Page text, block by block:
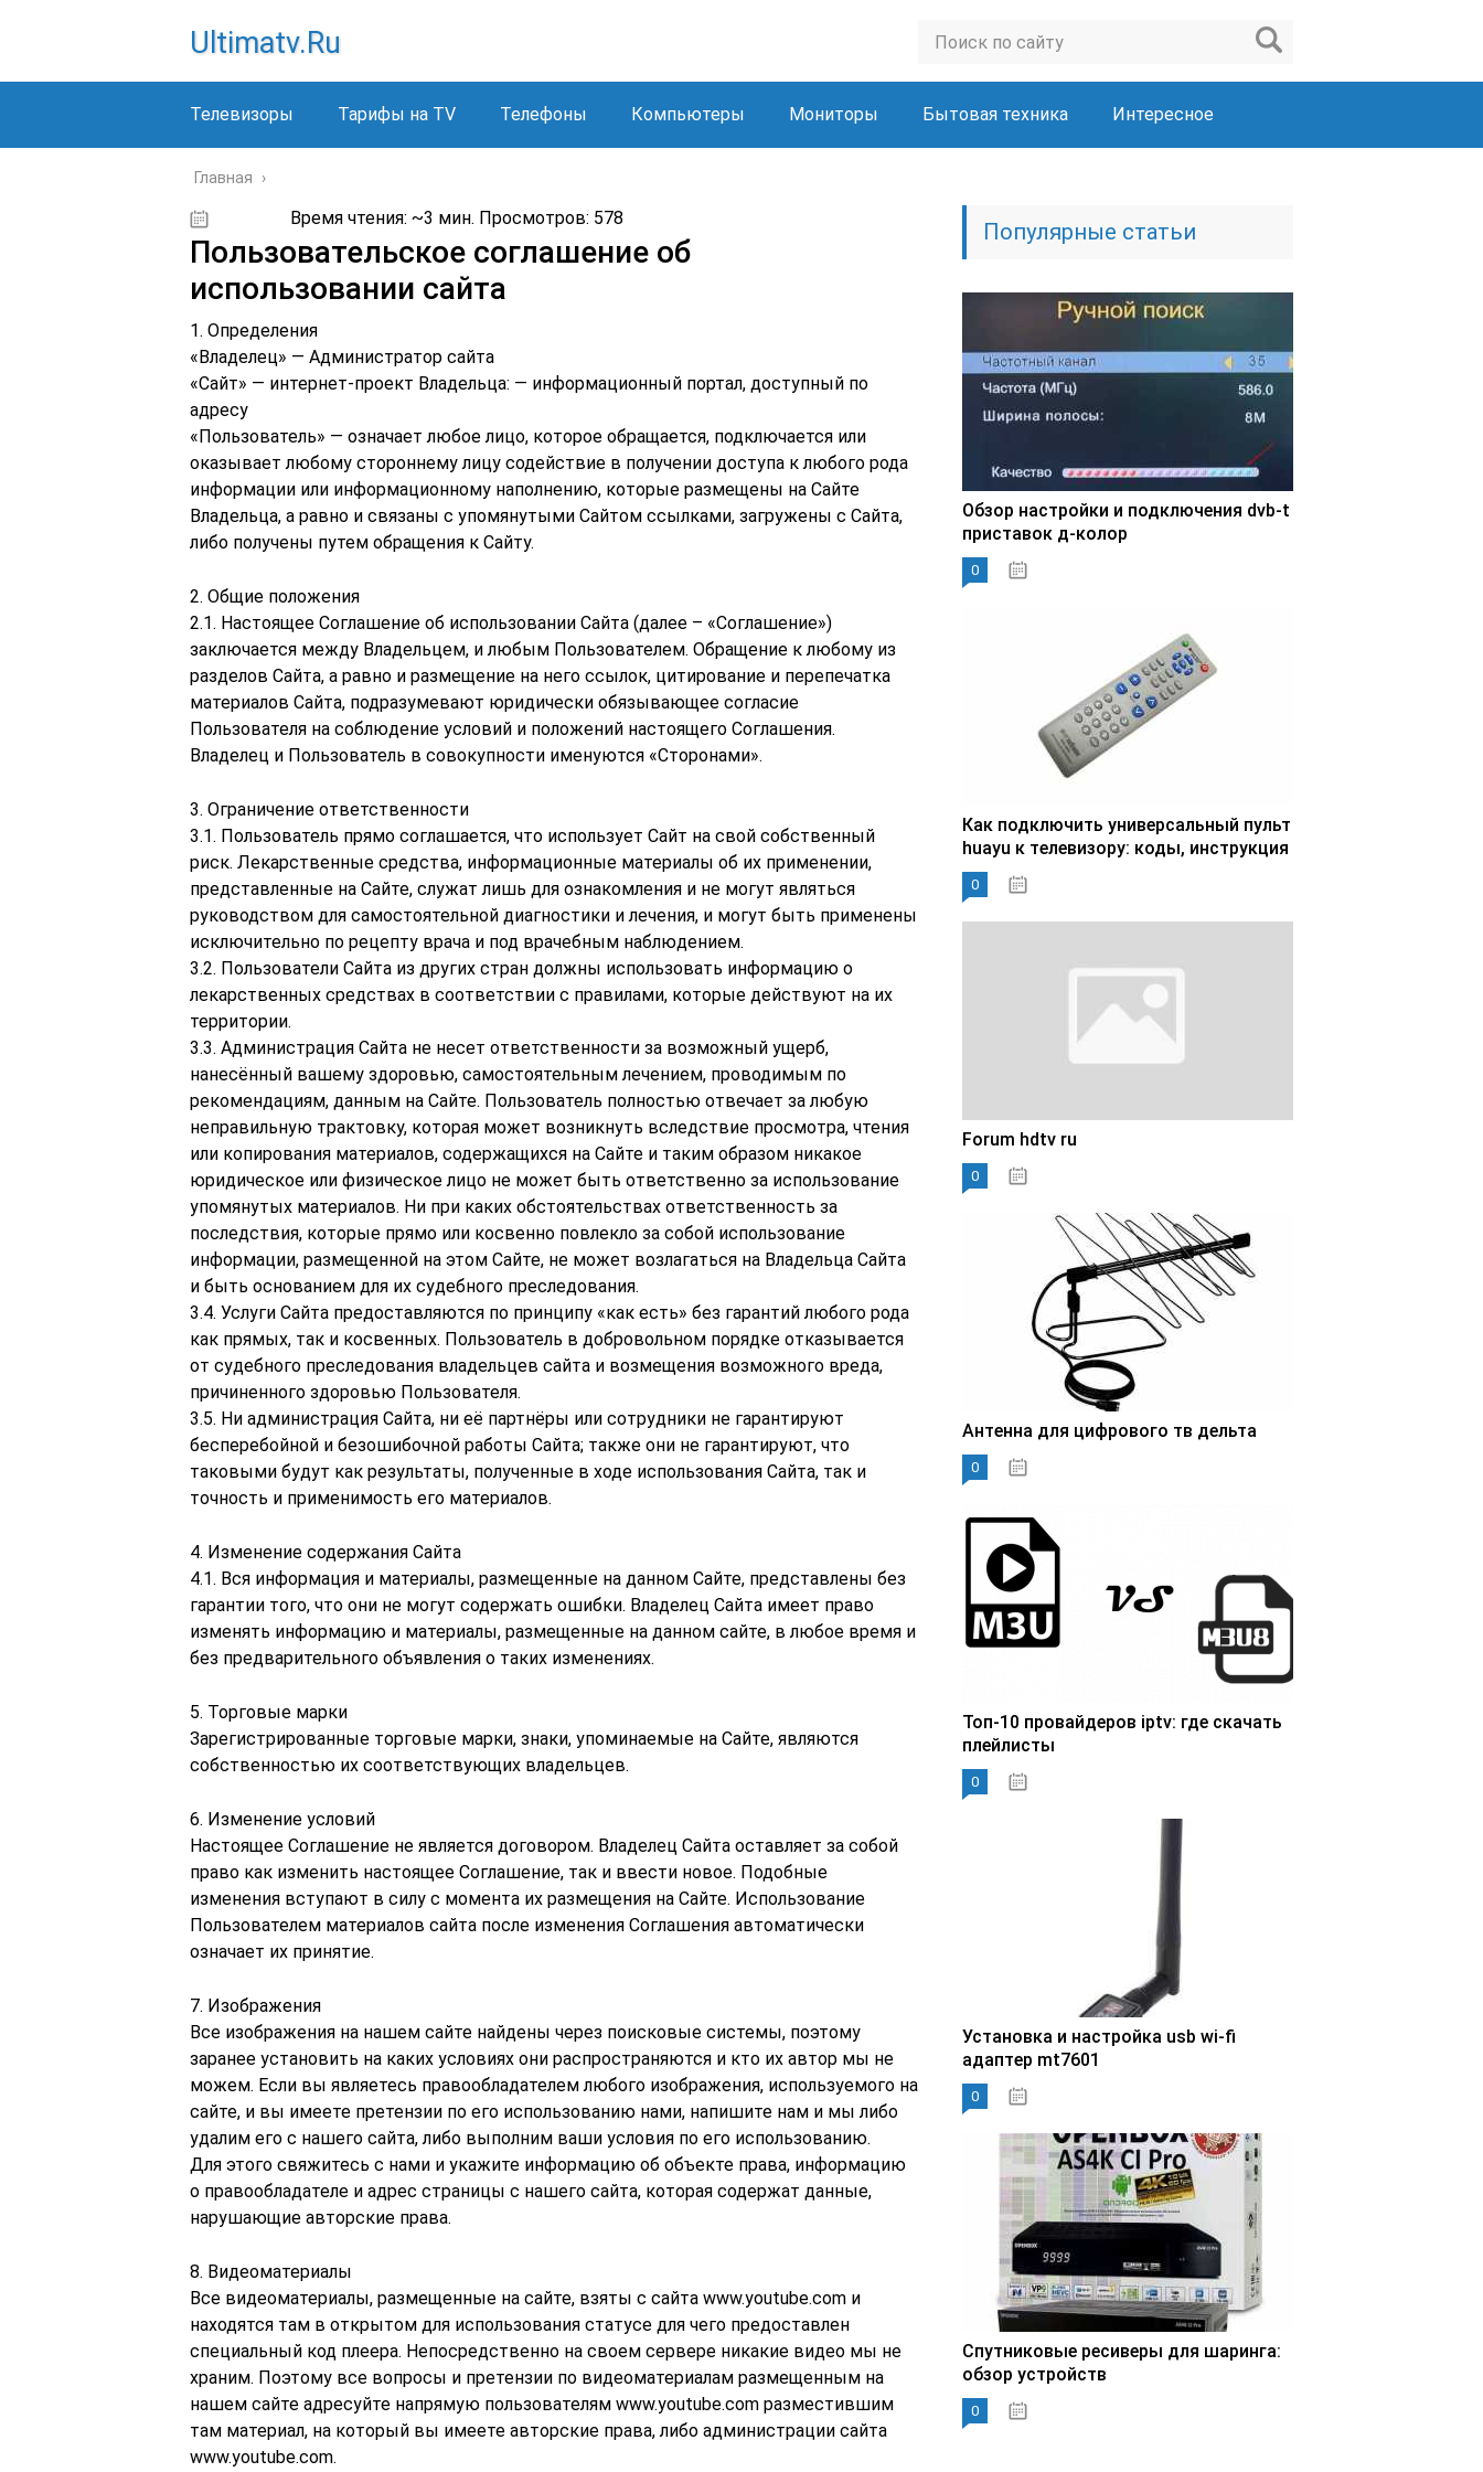
Ultimatv.ru
Телевизоры Тарифы на TV Телефоны Компьютеры Мониторы Бытовая техника Интересное
Главная ›
Время чтения: ~3 мин. Просмотров: 578
Пользовательское соглашение об
использовании сайта
1. Определения
«Владелец» — Администратор сайта
«Сайт» — интернет-проект Владельца: — информационный портал, доступный по
адресу
«Пользователь» — означает любое лицо, которое обращается, подключается или
оказывает любому стороннему лицу содействие в получении доступа к любого рода
информации или информационному наполнению, которые размещены на Сайте
Владельца, а равно и связаны с упомянутыми Сайтом ссылками, загружены с Сайта,
либо получены путем обращения к Сайту.
2. Общие положения
2.1. Настоящее Соглашение об использовании Сайта (далее – «Соглашение»)
заключается между Владельцем, и любым Пользователем. Обращение к любому из
разделов Сайта, а равно и размещение на него ссылок, цитирование и перепечатка
материалов Сайта, подразумевают юридически обязывающее согласие
Пользователя на соблюдение условий и положений настоящего Соглашения.
Владелец и Пользователь в совокупности именуются «Сторонами».
3. Ограничение ответственности
3.1. Пользователь прямо соглашается, что использует Сайт на свой собственный
риск. Лекарственные средства, информационные материалы об их применении,
представленные на Сайте, служат лишь для ознакомления и не могут являться
руководством для самостоятельной диагностики и лечения, и могут быть применены
исключительно по рецепту врача и под врачебным наблюдением.
3.2. Пользователи Сайта из других стран должны использовать информацию о
лекарственных средствах в соответствии с правилами, которые действуют на их
территории.
3.3. Администрация Сайта не несет ответственности за возможный ущерб,
нанесённый вашему здоровью, самостоятельным лечением, проводимым по
рекомендациям, данным на Сайте. Пользователь полностью отвечает за любую
неправильную трактовку, которая может возникнуть вследствие просмотра, чтения
или копирования материалов, содержащихся на Сайте и таким образом никакое
юридическое или физическое лицо не может быть ответственно за использование
упомянутых материалов. Ни при каких обстоятельствах ответственность за
последствия, которые прямо или косвенно повлекло за собой использование
информации, размещенной на этом Сайте, не может возлагаться на Владельца Сайта
и быть основанием для их судебного преследования.
3.4. Услуги Сайта предоставляются по принципу «как есть» без гарантий любого рода
как прямых, так и косвенных. Пользователь в добровольном порядке отказывается
от судебного преследования владельцев сайта и возмещения возможного вреда,
причиненного здоровью Пользователя.
3.5. Ни администрация Сайта, ни её партнёры или сотрудники не гарантируют
бесперебойной и безошибочной работы Сайта; также они не гарантируют, что
таковыми будут как результаты, полученные в ходе использования Сайта, так и
точность и применимость его материалов.
4. Изменение содержания Сайта
4.1. Вся информация и материалы, размещенные на данном Сайте, представлены без
гарантии того, что они не могут содержать ошибки. Владелец Сайта имеет право
изменять информацию и материалы, размещенные на данном сайте, в любое время и
без предварительного объявления о таких изменениях.
5. Торговые марки
Зарегистрированные торговые марки, знаки, упоминаемые на Сайте, являются
собственностью их соответствующих владельцев.
6. Изменение условий
Настоящее Соглашение не является договором. Владелец Сайта оставляет за собой
право как изменить настоящее Соглашение, так и ввести новое. Подобные
изменения вступают в силу с момента их размещения на Сайте. Использование
Пользователем материалов сайта после изменения Соглашения автоматически
означает их принятие.
7. Изображения
Все изображения на нашем сайте найдены через поисковые системы, поэтому
заранее установить на каких условиях они распространяются и кто их автор мы не
можем. Если вы являетесь правообладателем любого изображения, используемого на
сайте, и вы имеете претензии по его использованию нами, напишите нам и мы либо
удалим его с нашего сайта, либо выполним ваши условия по его использованию.
Для этого свяжитесь с нами и укажите информацию об объекте права, информацию
о правообладателе и адрес страницы с нашего сайта, которая содержат данные,
нарушающие авторские права.
8. Видеоматериалы
Все видеоматериалы, размещенные на сайте, взяты с сайта www.youtube.com и
находятся там в открытом для использования статусе для чего предоставлен
специальный код плеера. Непосредственно на своем сервере никакие видео мы не
храним. Поэтому все вопросы и претензии по видеоматериалам размещенным на
нашем сайте адресуйте напрямую пользователям www.youtube.com разместившим
там материал, на который вы имеете авторские права, либо администрации сайта
www.youtube.com.
Популярные статьи
Обзор настройки и подключения dvb-t
приставок д-колор
0
Как подключить универсальный пульт
huayu к телевизору: коды, инструкция
0
Forum hdtv ru
0
Антенна для цифрового тв дельта
0
Топ-10 провайдеров iptv: где скачать
плейлисты
0
Установка и настройка usb wi-fi
адаптер mt7601
0
Спутниковые ресиверы для шаринга:
обзор устройств
0